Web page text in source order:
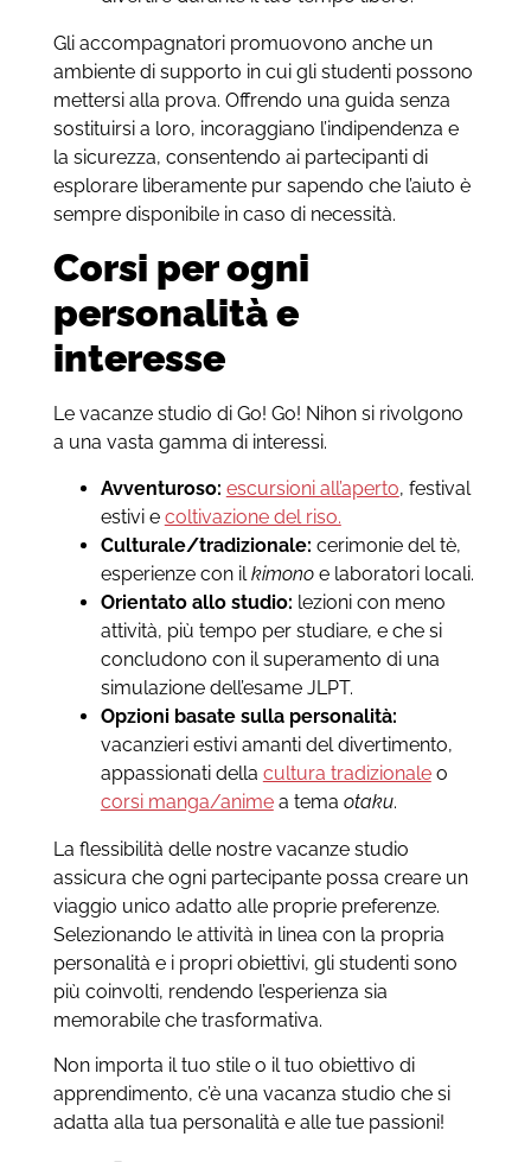
Gli accompagnatori promuovono anche un
ambiente di supporto in cui gli studenti possono
mettersi alla prova. Offrendo una guida senza
sostituirsi a loro, incoraggiano l’indipendenza e
la sicurezza, consentendo ai partecipanti di
esplorare liberamente pur sapendo che l’aiuto è
sempre disponibile in caso di necessità.
Corsi per ogni
personalità e
interesse
Le vacanze studio di Go! Go! Nihon si rivolgono
a una vasta gamma di interessi.
Avventuroso: escursioni all’aperto, festival
estivi e coltivazione del riso.
Culturale/tradizionale: cerimonie del tè,
esperienze con il kimonoe laboratori locali.
Orientato allo studio: lezioni con meno
attività, più tempo per studiare, e che si
concludono con il superamento di una
simulazione dell’esame JLPT.
Opzioni basate sulla personalità:
vacanzieri estivi amanti del divertimento,
appassionati della cultura tradizionaleo
corsi manga/animea tema otaku.
La flessibilità delle nostre vacanze studio
assicura che ogni partecipante possa creare un
viaggio unico adatto alle proprie preferenze.
Selezionando le attività in linea con la propria
personalità e i propri obiettivi, gli studenti sono
più coinvolti, rendendo l’esperienza sia
memorabile che trasformativa.
Non importa il tuo stile o il tuo obiettivo di
apprendimento, c’è una vacanza studio che si
adatta alla tua personalità e alle tue passioni!